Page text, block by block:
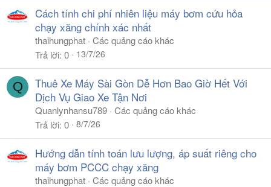
Cách tính chi phí nhiên liệu máy bơm cứu hỏa
chạy xăng chính xác nhất
thaihungphat Các quảng cáo khác
Trả lời 0 13/7/26
Q
Thuê Xe Máy Sài Gòn Dễ Hơn Bao Giờ Hết Với
Dịch Vụ Giao Xe Tận Nơi
Quanlynhansu789 Các quảng cáo khác
Trả lời 0 8/7/26
Hướng dẫn tính toán lưu lượng, áp suất riêng cho
máy bơm PCCC chạy xăng
thaihungphat Các quảng cáo khác